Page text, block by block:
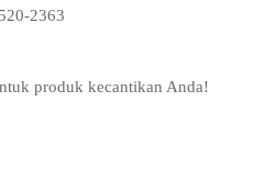
2363
produk kecantikan Anda!